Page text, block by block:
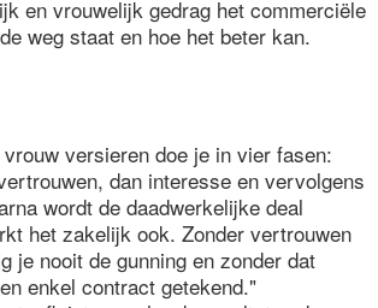
en vrouwelijk gedrag het commerciële
weg staat en hoe het beter kan.
versieren doe je in vier fasen:
dan interesse en vervolgens
wordt de daadwerkelijke deal
het zakelijk ook. Zonder vertrouwen
je nooit de gunning en zonder dat
enkel contract getekend."